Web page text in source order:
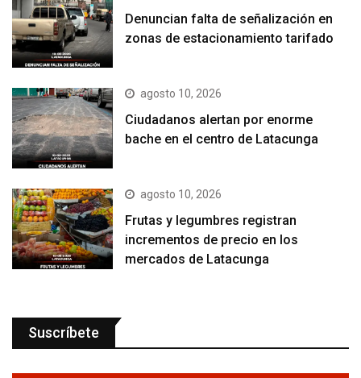
Denuncian falta de señalización en
zonas de estacionamiento tarifado
agosto 10, 2026
Ciudadanos alertan por enorme
bache en el centro de Latacunga
agosto 10, 2026
Frutas y legumbres registran
incrementos de precio en los
mercados de Latacunga
Suscríbete